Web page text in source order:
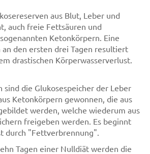
aus Blut, Leber und
auch freie Fettsäuren und
Ketonkörpern. Eine
den ersten drei Tagen resultiert
drastischen Körperwasserverlust.
sind die Glukosespeicher der Leber
Ketonkörpern gewonnen, die aus
werden, welche wiederum aus
freigeben werden. Es beginnt
durch "Fettverbrennung".
Tagen einer Nulldiät werden die